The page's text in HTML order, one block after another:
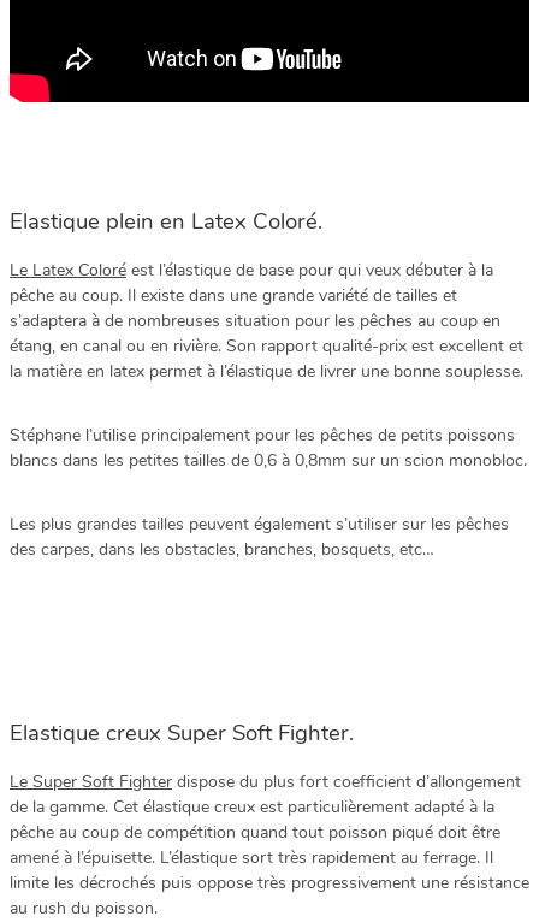
Elastique plein en Latex Coloré.
Le Latex Coloré est l’élastique de base pour qui veux débuter à la
pêche au coup. Il existe dans une grande variété de tailles et
s’adaptera à de nombreuses situation pour les pêches au coup en
étang, en canal ou en rivière. Son rapport qualité-prix est excellent et
la matière en latex permet à l’élastique de livrer une bonne souplesse.
Stéphane l’utilise principalement pour les pêches de petits poissons
blancs dans les petites tailles de 0,6 à 0,8mm sur un scion monobloc.
Les plus grandes tailles peuvent également s’utiliser sur les pêches
des carpes, dans les obstacles, branches, bosquets, etc…
Elastique creux Super Soft Fighter.
Le Super Soft Fighter dispose du plus fort coefficient d’allongement
de la gamme. Cet élastique creux est particulièrement adapté à la
pêche au coup de compétition quand tout poisson piqué doit être
amené à l’épuisette. L’élastique sort très rapidement au ferrage. Il
limite les décrochés puis oppose très progressivement une résistance
au rush du poisson.